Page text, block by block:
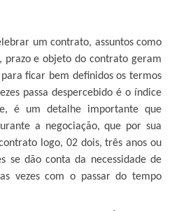
um contrato, assuntos como
prazo e objeto do contrato geram
ficar bem definidos os termos
passa despercebido é o índice
é um detalhe importante que
a negociação, que por sua
logo, 02 dois, três anos ou
se dão conta da necessidade de
vezes com o passar do tempo